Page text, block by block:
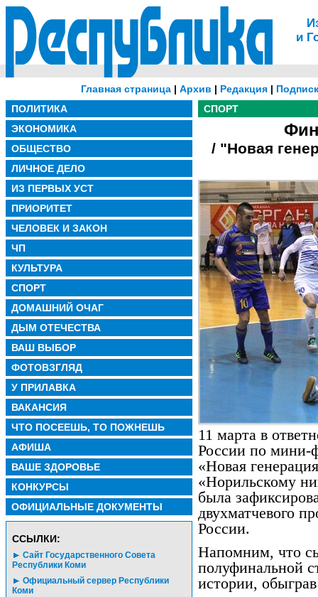
и
Главная страница| Архив | Редакция|
ПОЛИТИКА
ЭКОНОМИКА
ОБЩЕСТВО
ЛИЧНОЕ ДЕЛО
ИЗ ПЕРВЫХ УСТ
ПРИОРИТЕТ
ЧЕЛОВЕК И ЗАКОН
ЧП
КУЛЬТУРА
СПОРТ
ДОМАШНИЙ ОЧАГ
ДЫМ ОТЕЧЕСТВА
ВАШ ВЫБОР
ФОТОВЗГЛЯД
У ПРИЛАВКА
ВАКАНСИЯ
ЧТО ПОСЕЕШЬ, ТО ПОЖНЕШЬ
АФИША
ВАШЕ ЗДОРОВЬЕ
КОНКУРСЫ
ОФИЦИАЛЬНЫЕ ДОКУМЕНТЫ
CСЫЛКИ:
Сайт Государственного Совета
Республики Коми
Официальный сервер Республики
Коми
СПОРТ
/ "Новая
11 марта в
России по мини-
«Новая
«Норильскому
была
двухматчевого
России.
Напомним, что
полуфинальной
истории,